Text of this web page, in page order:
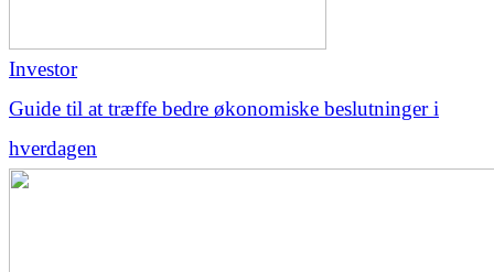
Investor
Guide til at træffe bedre økonomiske beslutninger i
hverdagen